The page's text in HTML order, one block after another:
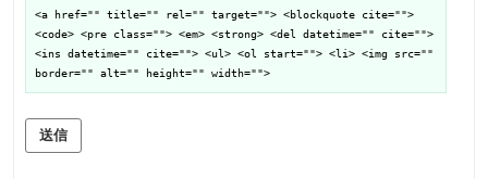
<a href="" title="" rel="" target=""> <blockquote cite="">
<code> <pre class=""> <em> <strong> <del datetime="" cite="">
<ins datetime="" cite=""> <ul> <ol start=""> <li> <img src=""
border="" alt="" height="" width="">
送信